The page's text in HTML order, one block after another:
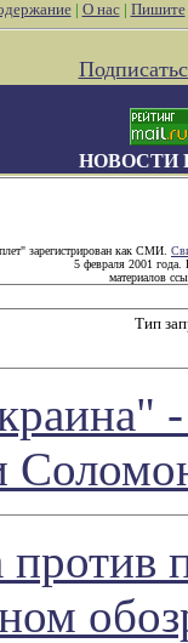
| О нас| Пишите
НОВОСТИ
зарегистрирован как СМИ.
5 февраля 2001 года.
материалов
Тип